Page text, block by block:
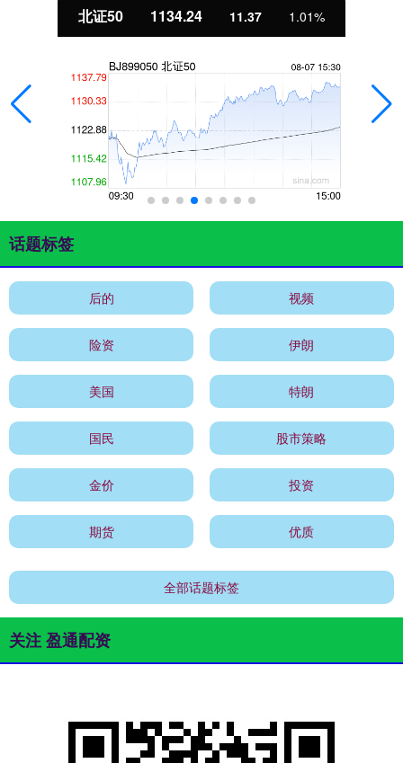
北证50 1134.24 11.37 1.01%
话题标签
后的 视频
险资 伊朗
美国 特朗
国民 股市策略
金价 投资
期货 优质
全部话题标签
关注 盈通配资